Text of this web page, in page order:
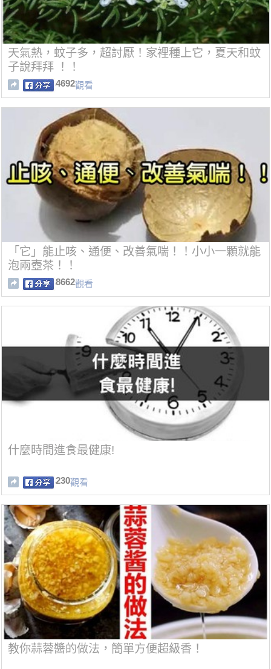
天氣熱，蚊子多，超討厭！家裡種上它，夏天和蚊
子說拜拜 ！！
4692觀看
「它」能止咳、通便、改善氣喘！！小小一顆就能
泡兩壺茶！！
8662觀看
什麼時間進食最健康!
230觀看
教你蒜蓉醬的做法，簡單方便超級香！